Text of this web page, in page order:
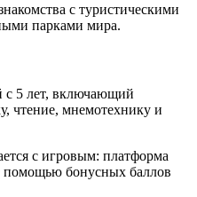
с туристическими
парками мира.
с 5 лет, включающий
чтение, мнемотехнику и
с игровым: платформа
помощью бонусных баллов